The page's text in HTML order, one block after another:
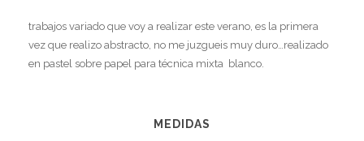
trabajos variado que voy a realizar este verano, es la primera
vez que realizo abstracto, no me juzgueis muy duro…realizado
en pastel sobre papel para técnica mixta blanco.
MEDIDAS